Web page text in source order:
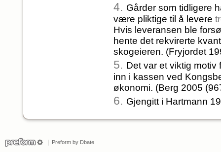
4. Gårder som tidligere
være pliktige til å levere
Hvis leveransen ble
hente det rekvirerte
skogeieren. (Fryjordet
5. Det var et viktig
inn i kassen ved
økonomi. (Berg 2005
6. Gjengitt i Hartmann
Preform by Dbate